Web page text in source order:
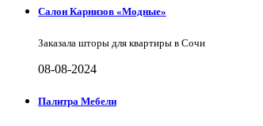
Салон Карнизов «Модные»
Заказала шторы для квартиры в Сочи
08-08-2024
Палитра Мебели